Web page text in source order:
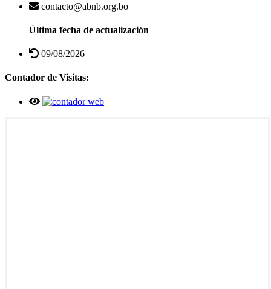
contacto@abnb.org.bo
Última fecha de actualización
09/08/2026
Contador de Visitas: